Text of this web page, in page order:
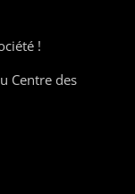
!
Centre des